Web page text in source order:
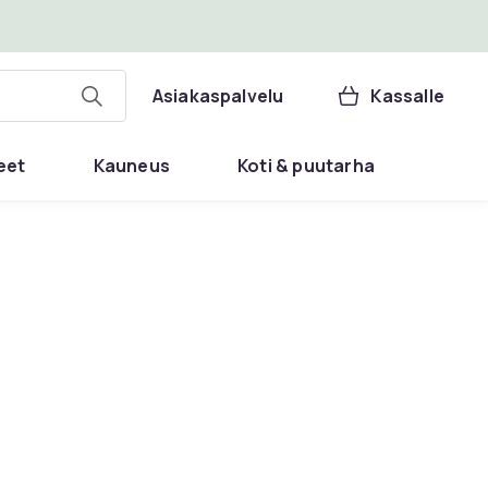
Asiakaspalvelu Kassalle
Kauneus Koti & puutarha